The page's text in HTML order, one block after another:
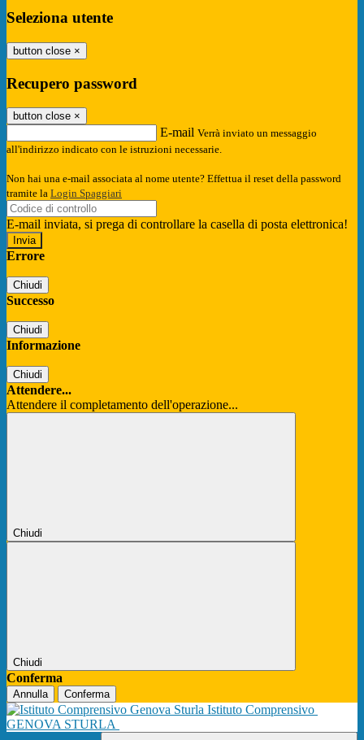
Seleziona utente
button close ×
Recupero password
button close ×
E-mail Verrà inviato un messaggio
all'indirizzo indicato con le istruzioni necessarie.
Non hai una e-mail associata al nome utente? Effettua il reset della password
tramite la Login Spaggiari
E-mail inviata, si prega di controllare la casella di posta elettronica!
Errore
Chiudi
Successo
Chiudi
Informazione
Chiudi
Attendere...
Attendere il completamento dell'operazione...
Chiudi
Chiudi
Conferma
Annulla Conferma
Istituto Comprensivo
GENOVA STURLA